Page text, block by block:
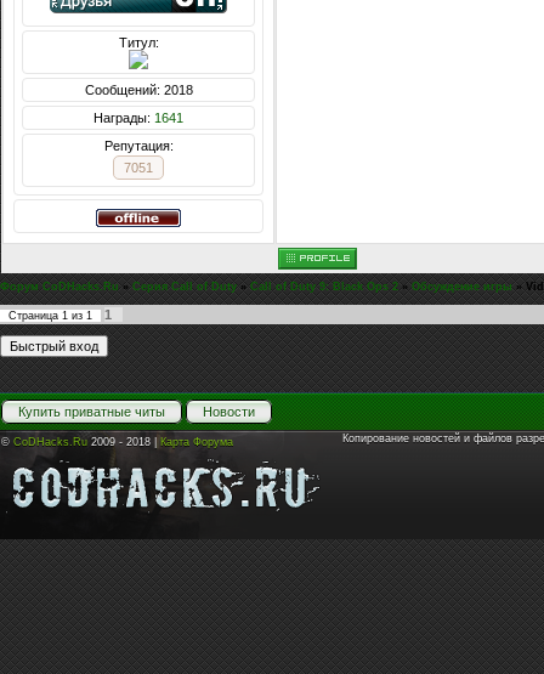
Титул:
Сообщений: 2018
Награды: 1641
Репутация:
7051
Форум CoDHacks.Ru » Серия Call of Duty » Call of Duty 9: Black Ops 2 » Обсуждение игры »
Страница 1 из 1 1
Купить приватные читы Новости
© CoDHacks.Ru 2009 - 2018 | Карта Форума Копирование новостей и файлов